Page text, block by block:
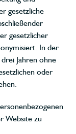
gesetzliche
gesetzlicher
In der
Jahren ohne
oder
Website zu